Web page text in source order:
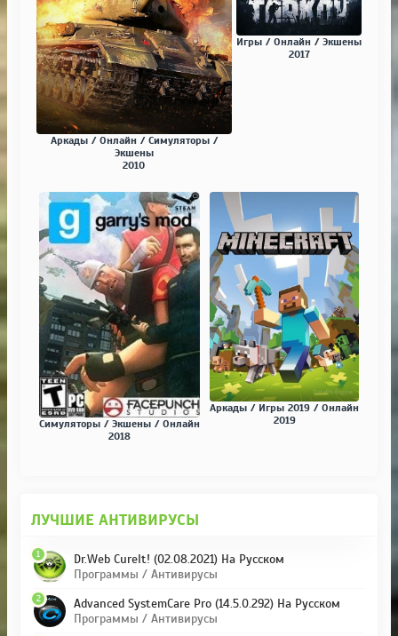
Аркады / Онлайн / Симуляторы /
Экшены
2010
Игры / Онлайн / Экшены
2017
Симуляторы / Экшены / Онлайн
2018
Аркады / Игры 2019 / Онлайн
2019
ЛУЧШИЕ АНТИВИРУСЫ
Dr.Web CureIt! (02.08.2021) На Русском
Программы / Антивирусы
1
Advanced SystemCare Pro (14.5.0.292) На Русском
Программы / Антивирусы
2